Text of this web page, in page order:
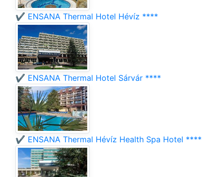
✔️ ENSANA Thermal Hotel Hévíz ****
✔️ ENSANA Thermal Hotel Sárvár ****
✔️ ENSANA Thermal Hévíz Health Spa Hotel ****